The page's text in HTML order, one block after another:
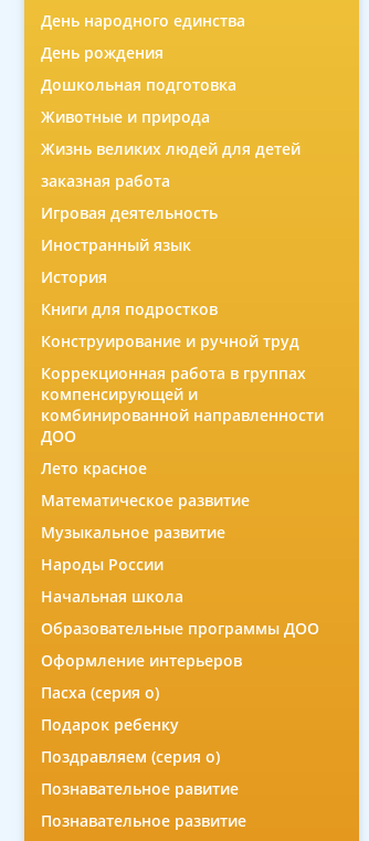
День народного единства
День рождения
Дошкольная подготовка
Животные и природа
Жизнь великих людей для детей
заказная работа
Игровая деятельность
Иностранный язык
История
Книги для подростков
Конструирование и ручной труд
Коррекционная работа в группах
компенсирующей и
комбинированной направленности
ДОО
Лето красное
Математическое развитие
Музыкальное развитие
Народы России
Начальная школа
Образовательные программы ДОО
Оформление интерьеров
Пасха (серия о)
Подарок ребенку
Поздравляем (серия о)
Познавательное равитие
Познавательное развитие